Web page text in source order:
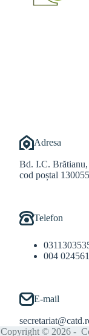
Adresa
Bd. I.C.
cod poștal 130055
Telefon
004
E-mail
Copyright © 2026 -